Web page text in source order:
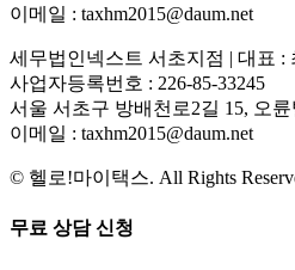
이메일 : taxhm2015@daum.net
세무법인넥스트 서초지점 | 대표 :
사업자등록번호 : 226-85-33245
서울 서초구 방배천로2길 15, 오륜
이메일 : taxhm2015@daum.net
© 헬로!마이택스. All Rights
무료 상담 신청